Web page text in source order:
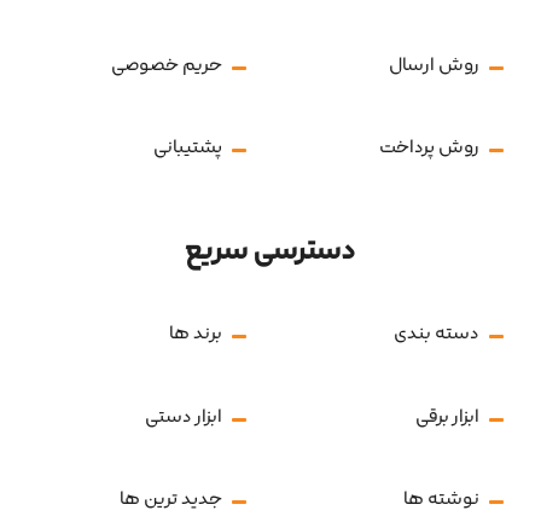
روش ارسال حریم خصوصی
روش پرداخت پشتیبانی
دسترسی سریع
دسته بندی برند ها
ابزار برقی ابزار دستی
نوشته ها جدید ترین ها